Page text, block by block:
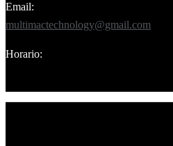
Email:
multimactechnology@gmail.com
Horario: